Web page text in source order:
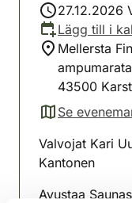
27.12.2026
Lägg till i
Mellersta
43500
Se
(avautuu
Valvojat Kari
Kantonen
Avustaa